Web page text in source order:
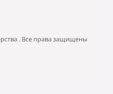
. Все права защищены